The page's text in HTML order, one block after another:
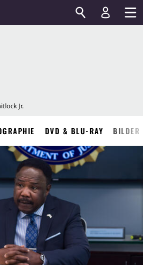
Jr.
DVD & BLU-RAY BILDER